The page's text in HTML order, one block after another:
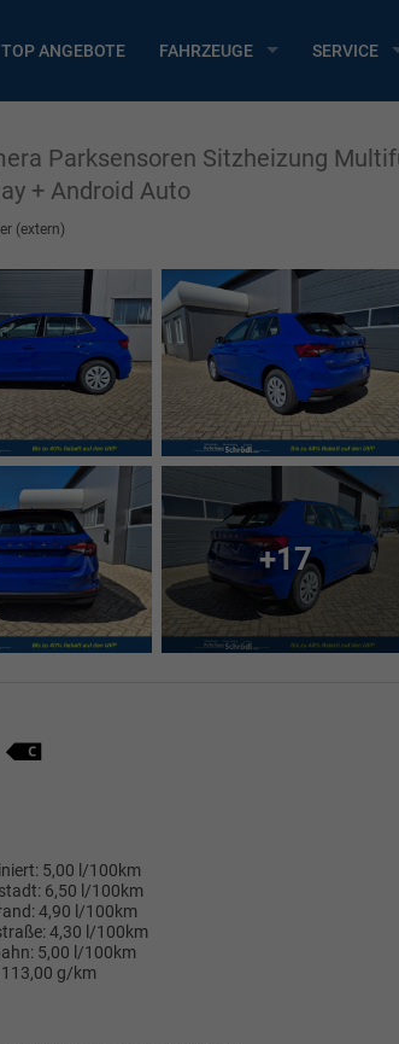
TOP ANGEBOTE FAHRZEUGE SERVICE
Parksensoren Sitzheizung
+ Android Auto
(extern)
+17
5,00 l/100km
6,50 l/100km
4,90 l/100km
4,30 l/100km
5,00 l/100km
113,00 g/km